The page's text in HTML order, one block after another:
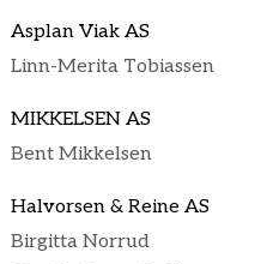
Asplan Viak AS
Linn-Merita Tobiassen
MIKKELSEN AS
Bent Mikkelsen
Halvorsen & Reine AS
Birgitta Norrud